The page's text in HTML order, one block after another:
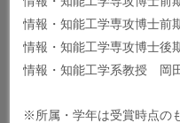
情報・知能工学専攻博士
情報・知能工学専攻博士
情報・知能工学系教授 岡
※所属・学年は受賞時点の